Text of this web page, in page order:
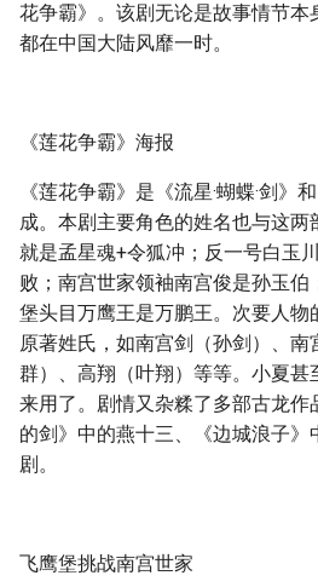
s
h
花争霸》。该剧无论是故事情节本
都在中国大陆风靡一时。
《莲花争霸》海报
《莲花争霸》是《流星·蝴蝶·剑》
成。本剧主要角色的姓名也与这
就是孟星魂+令狐冲；反一号白玉
败；南宫世家领袖南宫俊是孙玉
堡头目万鹰王是万鹏王。次要人
原著姓氏，如南宫剑（孙剑）、
群）、高翔（叶翔）等等。小夏
来用了。剧情又杂糅了多部古龙作
的剑》中的燕十三、《边城浪子
剧。
飞鹰堡挑战南宫世家